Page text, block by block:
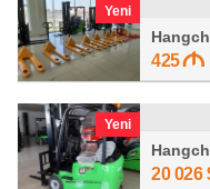
Yeni
425
Yeni
20 026